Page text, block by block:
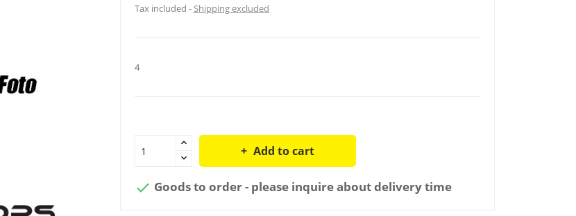
Tax included Shipping excluded
4
Add to cart
 Goods to order - please inquire about delivery time